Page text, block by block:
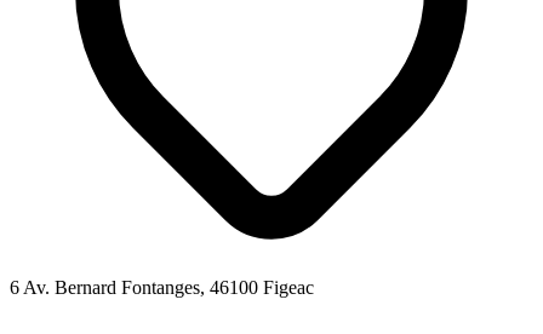
6 Av. Bernard Fontanges, 46100 Figeac